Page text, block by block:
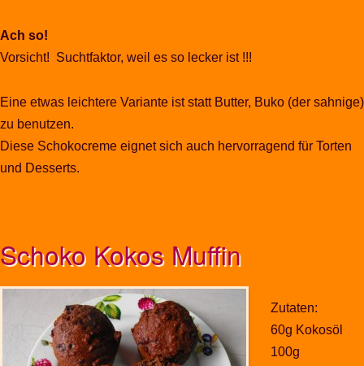
Ach so!
Vorsicht! Suchtfaktor, weil es so lecker ist !!!
Eine etwas leichtere Variante ist statt Butter, Buko (der sahnige)
zu benutzen.
Diese Schokocreme eignet sich auch hervorragend für Torten
und Desserts.
Schoko Kokos Muffin
Zutaten:
60g Kokosöl
100g